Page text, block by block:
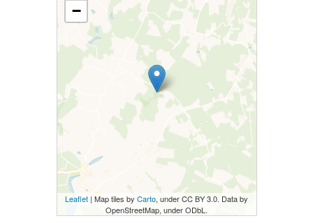
−
Leaflet | Map tiles by Carto, under CC BY 3.0. Data by
OpenStreetMap, under ODbL.